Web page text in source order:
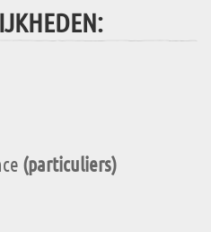
(particuliers)